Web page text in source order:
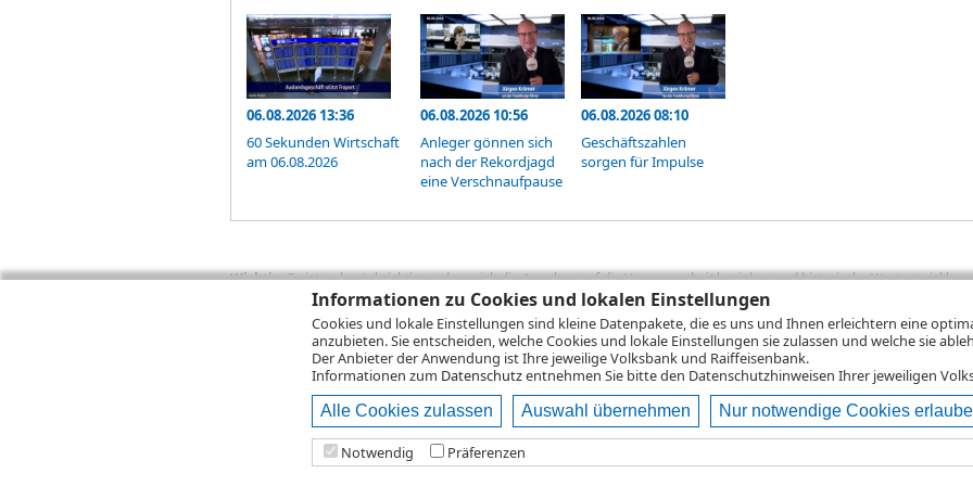
Informationen zu Cookies und lokalen Einstellungen
Cookies und lokale Einstellungen sind kleine Datenpakete, die es uns und Ihnen erleichtern eine
anzubieten. Sie entscheiden, welche Cookies und lokale Einstellungen sie zulassen und welche sie
Der Anbieter der Anwendung ist Ihre jeweilige Volksbank und Raiffeisenbank.
Informationen zum Datenschutzentnehmen Sie bitte den Datenschutzhinweisen Ihrer jeweiligen
Alle Cookies zulassen Auswahl übernehmen Nur notwendige Cookies
Notwendig Präferenzen
06.08.2026 13:36
60 Sekunden Wirtschaft
am 06.08.2026
06.08.2026 10:56
Anleger gönnen sich
nach der Rekordjagd
eine Verschnaufpause
06.08.2026 08:10
Geschäftszahlen
sorgen für Impulse
Wichtig:Es ist zu berücksichtigen, dass sich die Angaben auf die Vergangenheit beziehen und historische
zukünftige Ergebnisse darstellen. Bei Performanceangaben handelt es sich stets um Bruttowertangaben. Bei
Provisionen, Gebühren und andere Entgelte), die beim Erwerb von Wertpapieren in der Regel anfallen, nicht berücksichtigt.
Depotgebühren hinzu. Mit dem Wertentwicklungsrechner können Sie auf den einzelnen Wertpapierseiten Ihre individuell
Performance, die sich unter Berücksichtigung sämtlicher Transaktionskosten und etwaigen Depotgebühren ergibt,
kann die Rendite zudem infolge von Währungsschwankungen steigen oder fallen.
DZ BANK AGBitte beachten Sie dieNutzungsbedingungen Datenschutz
Hilfe
2026 Infront Financial Technology GmbH